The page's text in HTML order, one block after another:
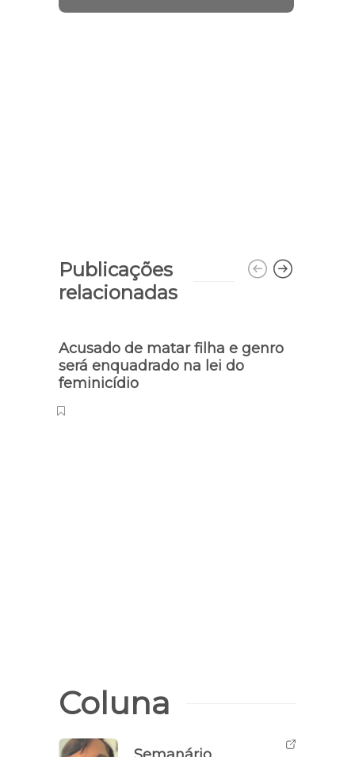
Publicações
relacionadas
Acusado de matar filha e genro
será enquadrado na lei do
feminicídio
Coluna